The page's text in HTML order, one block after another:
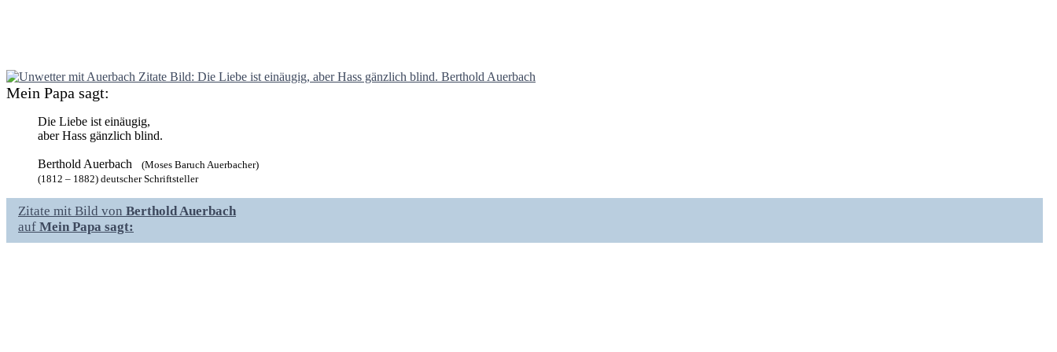
Mein Papa sagt:
Die Liebe ist einäugig,
aber Hass gänzlich blind.
Berthold Auerbach (Moses Baruch Auerbacher)
(1812 – 1882) deutscher Schriftsteller
Zitate mit Bild von Berthold Auerbach
auf Mein Papa sagt: